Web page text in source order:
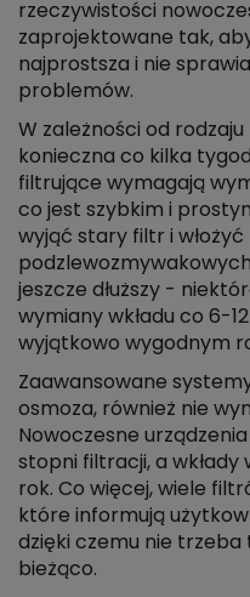
rzeczywistości
zaprojektowane tak,
najprostsza i nie
problemów.
W zależności od
konieczna co kilka
filtrujące wymagają
co jest szybkim i
wyjąć stary filtr i
jeszcze dłuższy -
wymiany wkładu co 6-
wyjątkowo wygodnym
Zaawansowane
osmoza, również nie
Nowoczesne
stopni filtracji, a wkłady
rok. Co więcej, wiele
które informują
dzięki czemu nie
bieżąco.